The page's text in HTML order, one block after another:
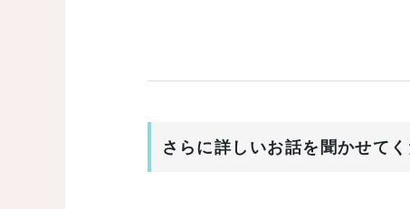
さらに詳しいお話を聞かせてく